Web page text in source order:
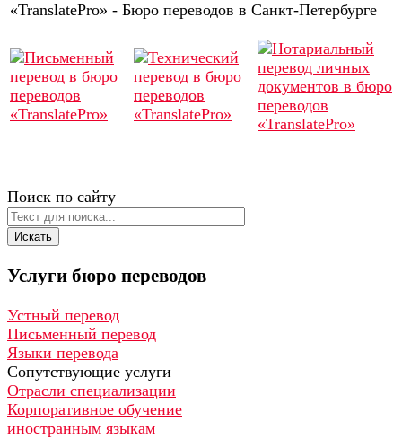
«TranslatePro» - Бюро переводов в Санкт-Петербурге
Поиск по сайту
Искать
Услуги бюро переводов
Устный перевод
Письменный перевод
Языки перевода
Сопутствующие услуги
Отрасли специализации
Корпоративное обучение
иностранным языкам